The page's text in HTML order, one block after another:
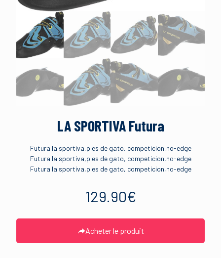
LA SPORTIVA Futura
Futura la sportiva,pies de gato, competicion,no-edge
Futura la sportiva,pies de gato, competicion,no-edge
Futura la sportiva,pies de gato, competicion,no-edge
129.90€
Acheter le produit